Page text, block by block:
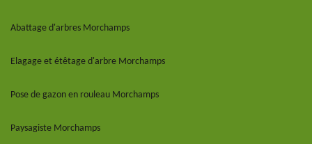
Abattage d'arbres Morchamps
Elagage et étêtage d'arbre Morchamps
Pose de gazon en rouleau Morchamps
Paysagiste Morchamps